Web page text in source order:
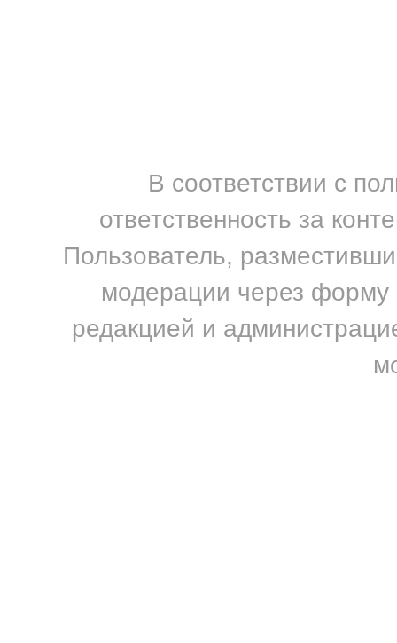
В соответствии с
ответственность за
Пользователь,
модерации через форму
редакцией и